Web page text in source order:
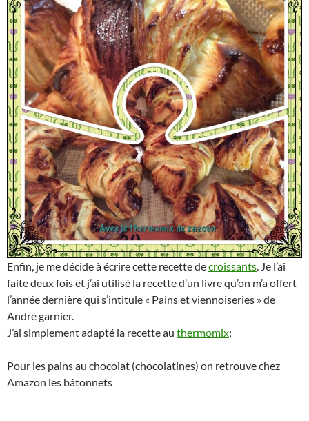
Enfin, je me décide à écrire cette recette decroissants. Je l’ai
faite deux fois et j’ai utilisé la recette d’un livre qu’on m’a offert
l’année dernière qui s’intitule « Pains et viennoiseries » de
André garnier.
J’ai simplement adapté la recette au thermomix;
Pour les pains au chocolat (chocolatines) on retrouve chez
Amazon les bâtonnets